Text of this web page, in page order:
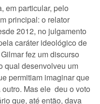
em particular, pelo
principal: o relator
2012, no julgamento
caráter ideológico de
fez um discurso
qual desenvolveu um
permitiam imaginar que
Mas ele deu o voto
que, até então, dava